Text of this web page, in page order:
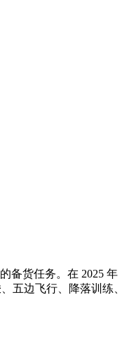
备货任务。在 2025 年
五边飞行、降落训练、